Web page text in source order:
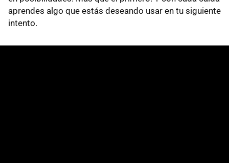
aprendes algo que estás deseando usar en tu siguiente
intento.